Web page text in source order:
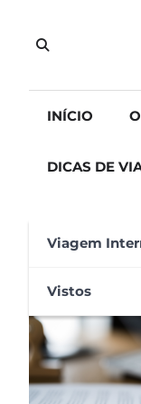
content
INÍCIO
DICAS DE
Viagem
Vistos
Tag: